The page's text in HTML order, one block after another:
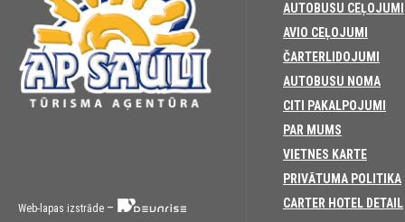
Web-lapas izstrāde –
AUTOBUSU CEĻOJUMI
AVIO CEĻOJUMI
ČARTERLIDOJUMI
AUTOBUSU NOMA
CITI PAKALPOJUMI
PAR MUMS
VIETNES KARTE
PRIVĀTUMA POLITIKA
CARTER HOTEL DETAIL